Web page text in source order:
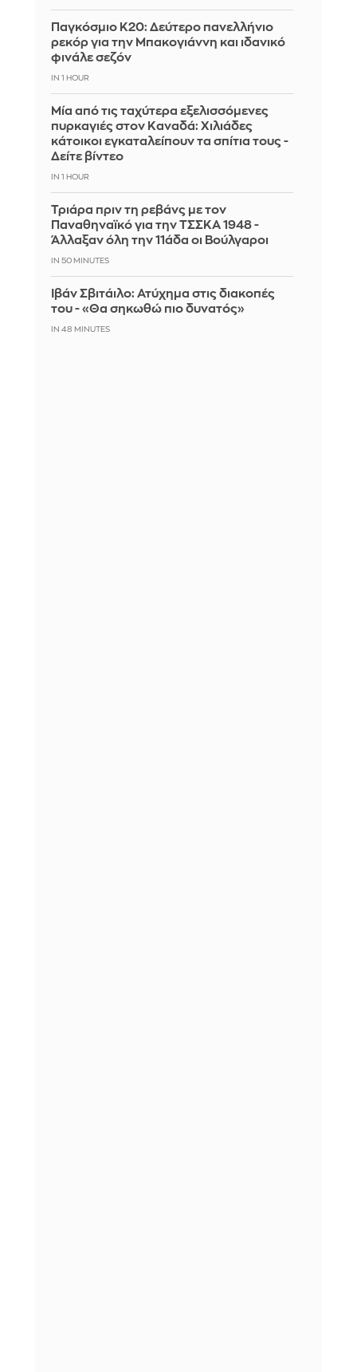
Παγκόσμιο Κ20: Δεύτερο πανελλήνιο
ρεκόρ για την Μπακογιάννη και ιδανικό
φινάλε σεζόν
IN 1 HOUR
Μία από τις ταχύτερα εξελισσόμενες
πυρκαγιές στον Καναδά: Χιλιάδες
κάτοικοι εγκαταλείπουν τα σπίτια τους -
Δείτε βίντεο
IN 1 HOUR
Τριάρα πριν τη ρεβάνς με τον
Παναθηναϊκό για την ΤΣΣΚΑ 1948 -
Άλλαξαν όλη την 11άδα οι Βούλγαροι
IN 50 MINUTES
Ιβάν Σβιτάιλο: Ατύχημα στις διακοπές
του - «Θα σηκωθώ πιο δυνατός»
IN 48 MINUTES